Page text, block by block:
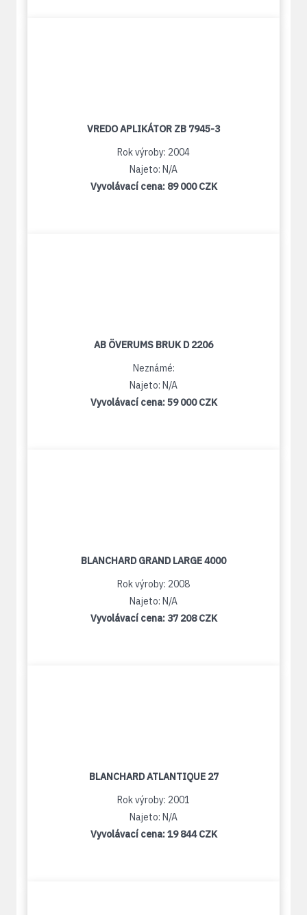
VREDO APLIKÁTOR ZB 7945-3
Rok výroby: 2004
Najeto: N/A
Vyvolávací cena: 89 000 CZK
AB ÖVERUMS BRUK D 2206
Neznámé:
Najeto: N/A
Vyvolávací cena:59 000 CZK
BLANCHARD GRAND LARGE 4000
Rok výroby: 2008
Najeto: N/A
Vyvolávací cena: 37 208 CZK
BLANCHARD ATLANTIQUE 27
Rok výroby: 2001
Najeto: N/A
Vyvolávací cena:19 844 CZK